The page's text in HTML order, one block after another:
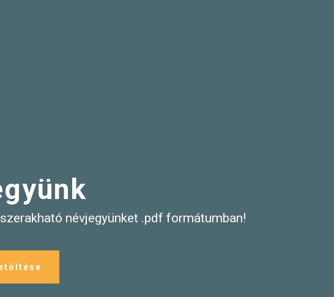
névjegyünket .pdf formátumban!